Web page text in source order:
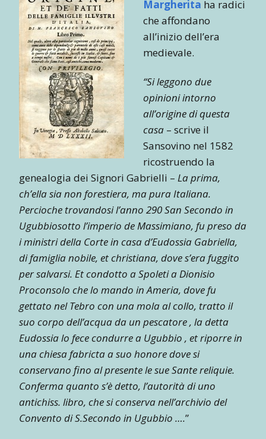
Margherita ha radici
che affondano
all’inizio dell’era
medievale.
“Si leggono due
opinioni intorno
all’origine di questa
casa – scrive il
Sansovino nel 1582
ricostruendo la
genealogia dei Signori Gabrielli – La prima,
ch’ella sia non forestiera, ma pura Italiana.
Percioche trovandosi l’anno 290 San Secondo in
Ugubbiosotto l’imperio de Massimiano, fu preso da
i ministri della Corte in casa d’Eudossia Gabriella,
di famiglia nobile, et christiana, dove s’era fuggito
per salvarsi. Et condotto a Spoleti a Dionisio
Proconsolo che lo mando in Ameria, dove fu
gettato nel Tebro con una mola al collo, tratto il
suo corpo dell’acqua da un pescatore , la detta
Eudossia lo fece condurre a Ugubbio , et riporre in
una chiesa fabricta a suo honore dove si
conservano fino al presente le sue Sante reliquie.
Conferma quanto s’è detto, l’autorità di uno
antichiss. libro, che si conserva nell’archivio del
Convento di S.Secondo in Ugubbio ….”